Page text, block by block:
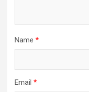
Name *
Email *